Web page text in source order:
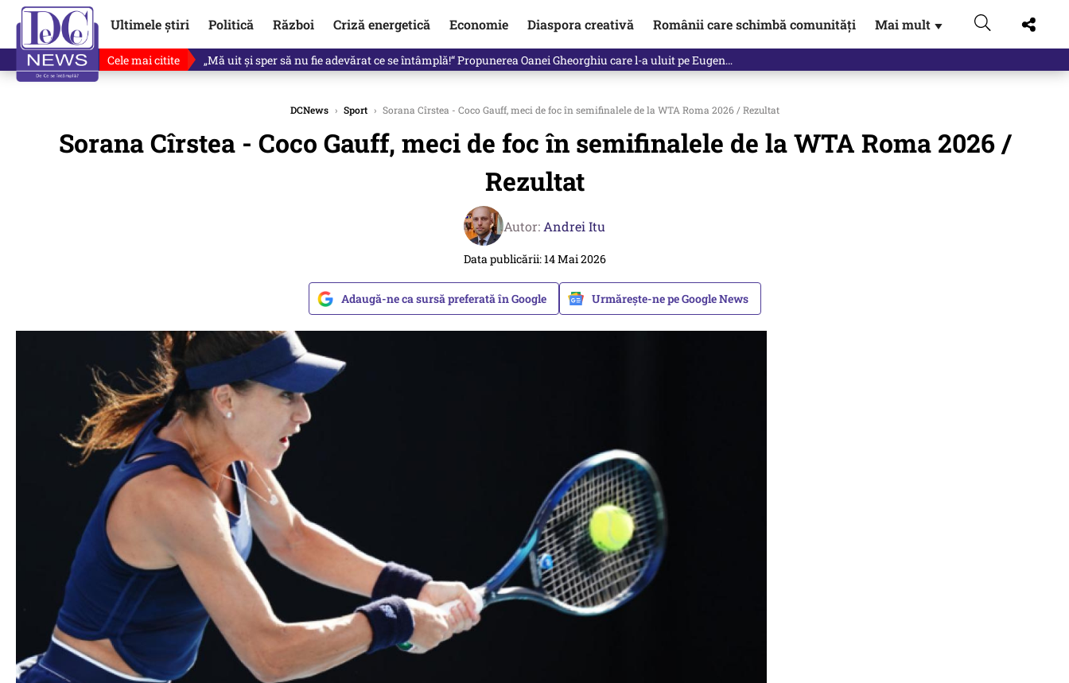
Ultimele știri Politică Război Criză energetică Economie Diaspora creativă Românii care schimbă comunități Mai mult ▼
Cele mai citite Revine în scenă o propunere de premier. Cine ar putea conduce Guvernul din septembrie
DCNews › Sport › Sorana Cîrstea - Coco Gauff, meci de foc în semifinalele de la WTA Roma 2026 / Rezultat
Sorana Cîrstea - Coco Gauff, meci de foc în semifinalele de la WTA Roma 2026 /
Rezultat
Autor: Andrei Itu
Data publicării: 14 Mai 2026
Adaugă-ne ca sursă preferată în Google Urmărește-ne pe Google News